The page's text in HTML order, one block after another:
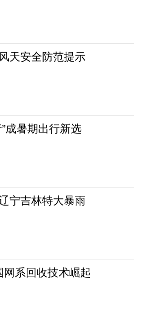
天安全防范提示
成暑期出行新选
宁吉林特大暴雨
系回收技术崛起